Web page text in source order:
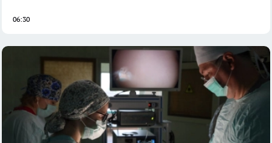
06:30